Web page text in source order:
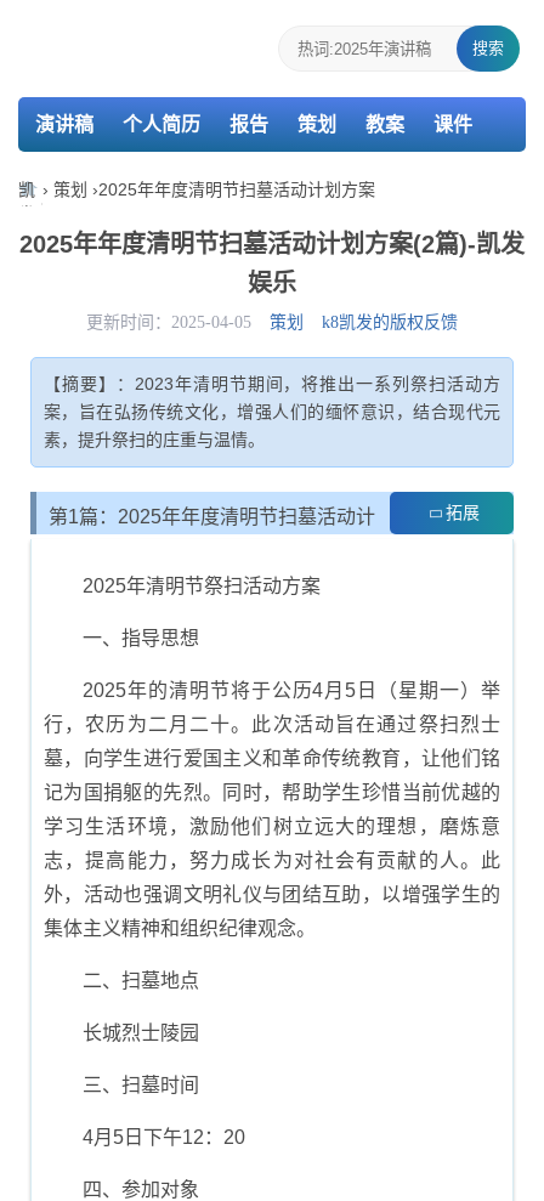
搜索
演讲稿 个人简历 报告 策划 教案 课件
检讨书 主持词
凯
娱
› 策划 ›2025年年度清明节扫墓活动计划方案
2025年年度清明节扫墓活动计划方案(2篇)-凯发
娱乐
更新时间：2025-04-05 策划 k8凯发的版权反馈
【摘要】：2023年清明节期间，将推出一系列祭扫活动方
案，旨在弘扬传统文化，增强人们的缅怀意识，结合现代元
素，提升祭扫的庄重与温情。
第1篇：2025年年度清明节扫墓活动计 拓展
2025年清明节祭扫活动方案
一、指导思想
2025年的清明节将于公历4月5日（星期一）举
行，农历为二月二十。此次活动旨在通过祭扫烈士
墓，向学生进行爱国主义和革命传统教育，让他们铭
记为国捐躯的先烈。同时，帮助学生珍惜当前优越的
学习生活环境，激励他们树立远大的理想，磨炼意
志，提高能力，努力成长为对社会有贡献的人。此
外，活动也强调文明礼仪与团结互助，以增强学生的
集体主义精神和组织纪律观念。
二、扫墓地点
长城烈士陵园
三、扫墓时间
4月5日下午12：20
四、参加对象